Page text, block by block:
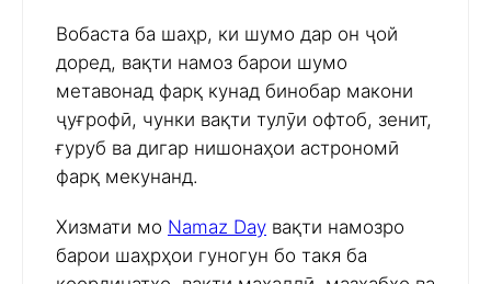
Вобаста ба шаҳр, ки шумо дар он ҷой
доред, вақти намоз барои шумо
метавонад фарқ кунад бинобар макони
ҷуғрофӣ, чунки вақти тулӯи офтоб, зенит,
ғуруб ва дигар нишонаҳои астрономӣ
фарқ мекунанд.
Хизмати мо Namaz Day вақти намозро
барои шаҳрҳои гуногун бо такя ба